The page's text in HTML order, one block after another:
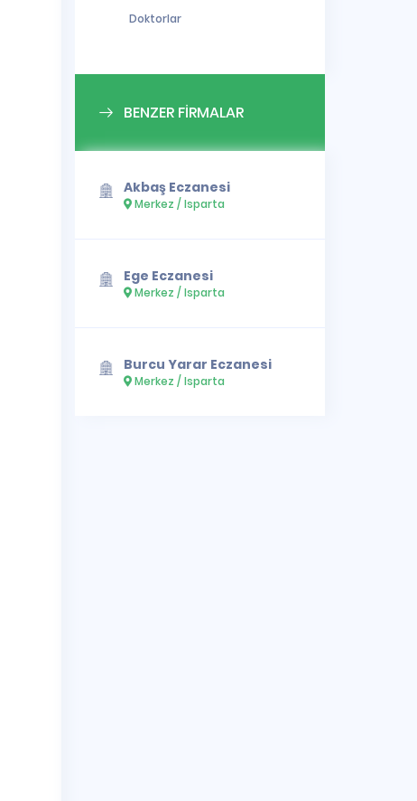
Doktorlar
BENZER FİRMALAR
Akbaş Eczanesi
Merkez / Isparta
Ege Eczanesi
Merkez / Isparta
Burcu Yarar Eczanesi
Merkez / Isparta